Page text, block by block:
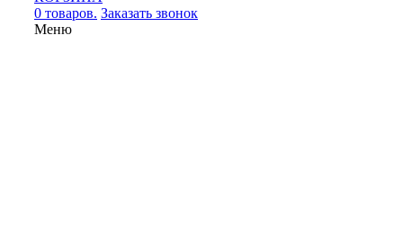
0 товаров. Заказать звонок
Меню